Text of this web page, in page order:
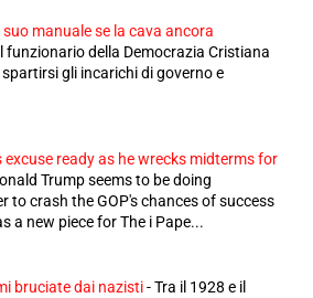
manuale se la cava ancora
funzionario della Democrazia Cristiana
gli incarichi di governo e
excuse ready as he wrecks midterms for
Trump seems to be doing
to crash the GOP's chances of success
a new piece for The i Pape...
bruciate dai nazisti-Tra il 1928 e il